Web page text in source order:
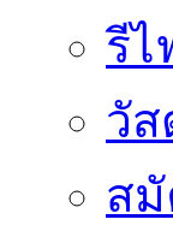
รี
วัส
สมั